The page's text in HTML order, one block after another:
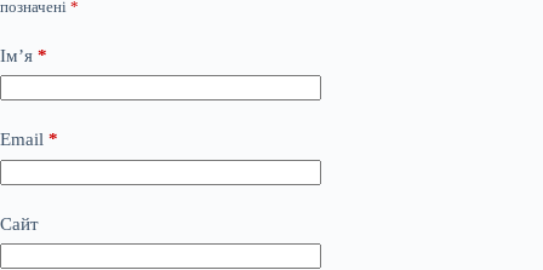
позначені *
Ім’я *
Email *
Сайт